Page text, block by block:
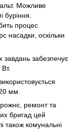
Можливе
процес
насадки, оскільки
забезпечує
мм.
ремонт та
бригад цей
також комунальні